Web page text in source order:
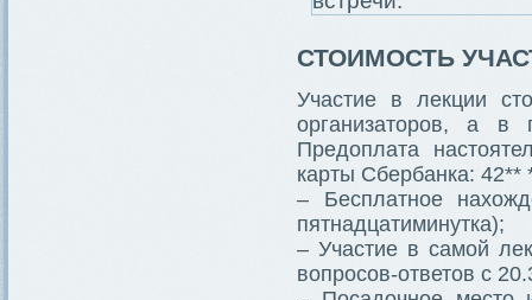
СТОИМОСТЬ
Участие в лекции
организаторов, а в
Предоплата
карты Сбербанка: 42**
– Бесплатное
пятнадцатиминутка);
– Участие в самой
вопросов-ответов с